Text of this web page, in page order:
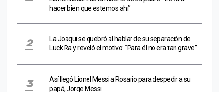
hacer bien que estemos ahí”
La Joaqui se quebró al hablar de su separación de
Luck Ra y reveló el motivo: “Para él no era tan grave”
Así llegó Lionel Messi a Rosario para despedir a su
papá, Jorge Messi